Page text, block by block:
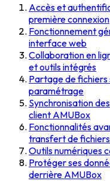
Accès et
première connexion
Fonctionnement
interface web
Collaboration en
et outils intégrés
Partage de fichiers
paramétrage
Synchronisation
client AMUBox
Fonctionnalités
transfert de
Outils numériques
Protéger ses
derrière AMUBox